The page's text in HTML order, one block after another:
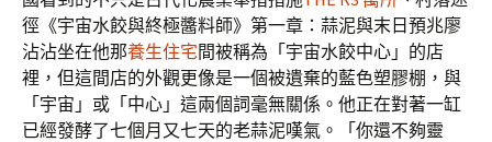
徑《宇宙水餃與終極醬料師》第一章：蒜泥與末日預兆廖
沾沾坐在他那養生住宅間被稱為「宇宙水餃中心」的店
裡，但這間店的外觀更像是一個被遺棄的藍色塑膠棚，與
「宇宙」或「中心」這兩個詞毫無關係。他正在對著一缸
已經發酵了七個月又七天的老蒜泥嘆氣。「你還不夠靈